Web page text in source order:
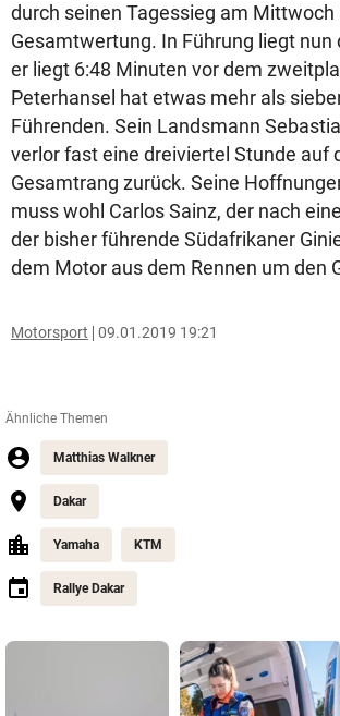
durch seinen Tagessieg am
Gesamtwertung. In Führung liegt
er liegt 6:48 Minuten vor dem
Peterhansel hat etwas mehr als
Führenden. Sein Landsmann
verlor fast eine dreiviertel Stunde auf
Gesamtrang zurück. Seine
muss wohl Carlos Sainz, der nach
der bisher führende Südafrikaner
dem Motor aus dem Rennen um den
Motorsport 09.01.2019 19:21
Ähnliche Themen
Matthias Walkner
Dakar
Yamaha KTM
Rallye Dakar